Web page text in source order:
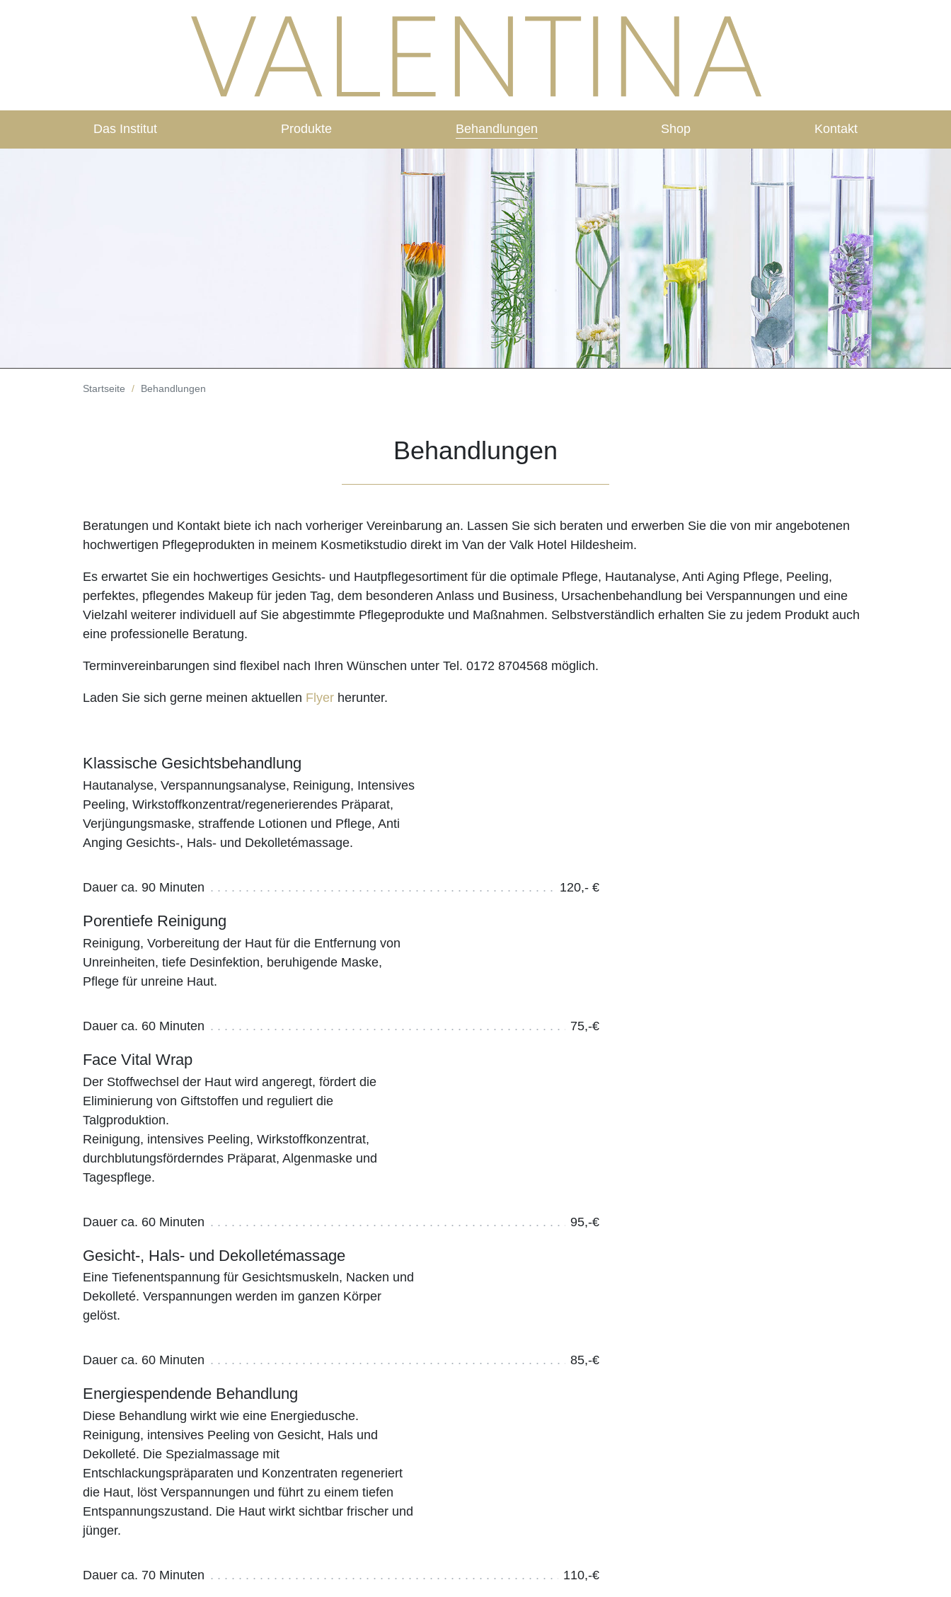
Das Institut Produkte Behandlungen Shop Kontakt
Startseite Behandlungen
Behandlungen
Beratungen und Kontakt biete ich nach vorheriger Vereinbarung an. Lassen Sie sich beraten und erwerben Sie die von mir angebotenen
hochwertigen Pflegeprodukten in meinem Kosmetikstudio direkt im Van der Valk Hotel Hildesheim.
Es erwartet Sie ein hochwertiges Gesichts- und Hautpflegesortiment für die optimale Pflege, Hautanalyse, Anti Aging Pflege, Peeling,
perfektes, pflegendes Makeup für jeden Tag, dem besonderen Anlass und Business, Ursachenbehandlung bei Verspannungen und eine
Vielzahl weiterer individuell auf Sie abgestimmte Pflegeprodukte und Maßnahmen. Selbstverständlich erhalten Sie zu jedem Produkt auch
eine professionelle Beratung.
Terminvereinbarungen sind flexibel nach Ihren Wünschen unter Tel. 0172 8704568 möglich.
Laden Sie sich gerne meinen aktuellen Flyer herunter.
Klassische Gesichtsbehandlung
Hautanalyse, Verspannungsanalyse, Reinigung, Intensives
Peeling, Wirkstoffkonzentrat/regenerierendes Präparat,
Verjüngungsmaske, straffende Lotionen und Pflege, Anti
Anging Gesichts-, Hals- und Dekolletémassage.
Dauer ca. 90 Minuten 120,- €
Porentiefe Reinigung
Reinigung, Vorbereitung der Haut für die Entfernung von
Unreinheiten, tiefe Desinfektion, beruhigende Maske,
Pflege für unreine Haut.
Dauer ca. 60 Minuten 75,-€
Face Vital Wrap
Der Stoffwechsel der Haut wird angeregt, fördert die
Eliminierung von Giftstoffen und reguliert die
Talgproduktion.
Reinigung, intensives Peeling, Wirkstoffkonzentrat,
durchblutungsförderndes Präparat, Algenmaske und
Tagespflege.
Dauer ca. 60 Minuten 95,-€
Gesicht-, Hals- und Dekolletémassage
Eine Tiefenentspannung für Gesichtsmuskeln, Nacken und
Dekolleté. Verspannungen werden im ganzen Körper
gelöst.
Dauer ca. 60 Minuten 85,-€
Energiespendende Behandlung
Diese Behandlung wirkt wie eine Energiedusche.
Reinigung, intensives Peeling von Gesicht, Hals und
Dekolleté. Die Spezialmassage mit
Entschlackungspräparaten und Konzentraten regeneriert
die Haut, löst Verspannungen und führt zu einem tiefen
Entspannungszustand. Die Haut wirkt sichtbar frischer und
jünger.
Dauer ca. 70 Minuten 110,-€